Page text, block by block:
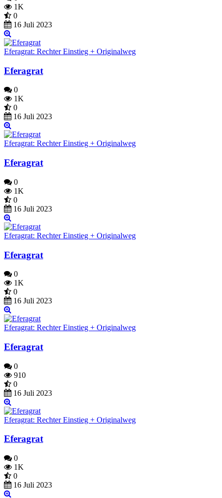
1K
0
16 Juli 2023
Eferagrat: Rechter Einstieg + Originalweg
Eferagrat
0
1K
0
16 Juli 2023
Eferagrat: Rechter Einstieg + Originalweg
Eferagrat
0
1K
0
16 Juli 2023
Eferagrat: Rechter Einstieg + Originalweg
Eferagrat
0
1K
0
16 Juli 2023
Eferagrat: Rechter Einstieg + Originalweg
Eferagrat
0
910
0
16 Juli 2023
Eferagrat: Rechter Einstieg + Originalweg
Eferagrat
0
1K
0
16 Juli 2023